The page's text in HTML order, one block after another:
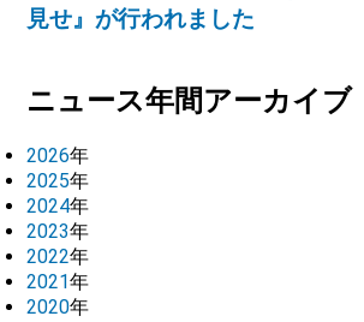
見せ』が行われました
ニュース年間アーカイブ
2026年
2025年
2024年
2023年
2022年
2021年
2020年